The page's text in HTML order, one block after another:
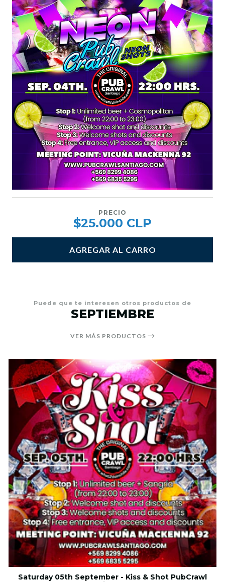
PRECIO
$25.000 CLP
AGREGAR AL CARRO
Puede que te interesen otros productos de
SEPTIEMBRE
VER MÁS PRODUCTOS
Saturday 05th September - Kiss & Shot PubCrawl